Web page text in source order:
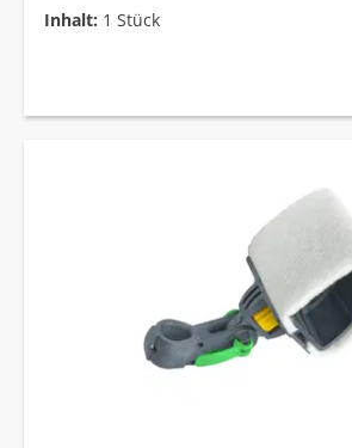
Inhalt: 1 Stück